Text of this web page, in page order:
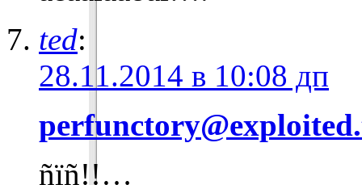
ted:
28.11.2014 в 10:08 дп
ñïñ!!…